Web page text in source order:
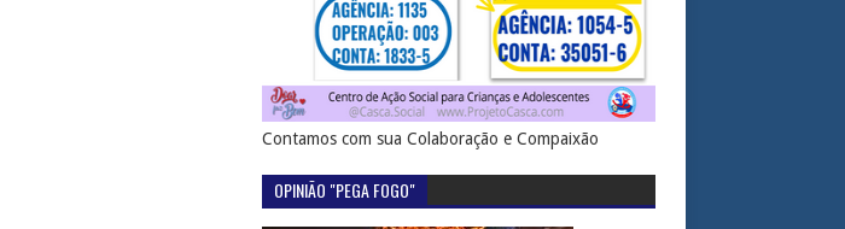
Contamos com sua Colaboração e Compaixão
OPINIÃO "PEGA FOGO"